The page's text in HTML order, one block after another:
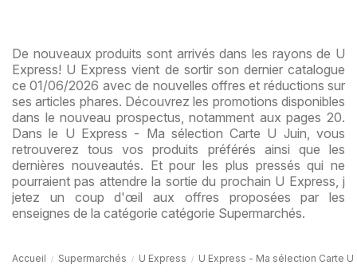
De nouveaux produits sont arrivés dans les rayons de U
Express! U Express vient de sortir son dernier catalogue
ce 01/06/2026 avec de nouvelles offres et réductions sur
ses articles phares. Découvrez les promotions disponibles
dans le nouveau prospectus, notamment aux pages 20.
Dans le U Express - Ma sélection Carte U Juin, vous
retrouverez tous vos produits préférés ainsi que les
dernières nouveautés. Et pour les plus pressés qui ne
pourraient pas attendre la sortie du prochain U Express, j
jetez un coup d'œil aux offres proposées par les
enseignes de la catégorie catégorie Supermarchés.
Accueil Supermarchés U Express U Express - Ma sélection Carte U